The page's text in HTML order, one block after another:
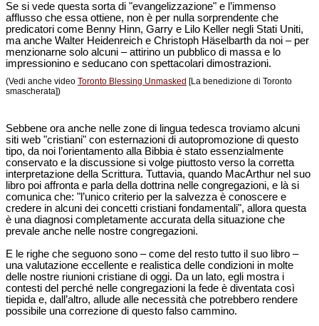
Se si vede questa sorta di "evangelizzazione" e l’immenso
afflusso che essa ottiene, non è per nulla sorprendente che
predicatori come Benny Hinn, Garry e Lilo Keller negli Stati Uniti,
ma anche Walter Heidenreich e Christoph Häselbarth da noi – per
menzionarne solo alcuni – attirino un pubblico di massa e lo
impressionino e seducano con spettacolari dimostrazioni.
(Vedi anche video Toronto Blessing Unmasked [La benedizione di Toronto
smascherata])
Sebbene ora anche nelle zone di lingua tedesca troviamo alcuni
siti web "cristiani" con esternazioni di autopromozione di questo
tipo, da noi l’orientamento alla Bibbia è stato essenzialmente
conservato e la discussione si volge piuttosto verso la corretta
interpretazione della Scrittura. Tuttavia, quando MacArthur nel suo
libro poi affronta e parla della dottrina nelle congregazioni, e là si
comunica che: "l’unico criterio per la salvezza è conoscere e
credere in alcuni dei concetti cristiani fondamentali", allora questa
è una diagnosi completamente accurata della situazione che
prevale anche nelle nostre congregazioni.
E le righe che seguono sono – come del resto tutto il suo libro –
una valutazione eccellente e realistica delle condizioni in molte
delle nostre riunioni cristiane di oggi. Da un lato, egli mostra i
contesti del perché nelle congregazioni la fede è diventata così
tiepida e, dall’altro, allude alle necessità che potrebbero rendere
possibile una correzione di questo falso cammino.